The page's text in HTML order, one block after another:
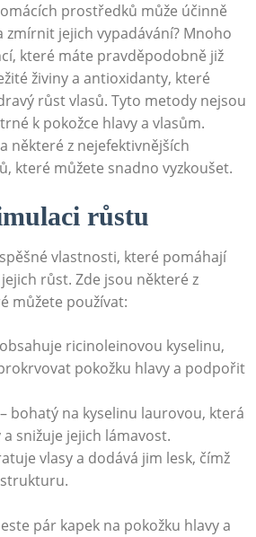
prostředků může účinně
jejich vypadávání? Mnoho
které máte pravděpodobně již
živiny a antioxidanty, které
⁢růst⁣ vlasů. Tyto metody nejsou
k pokožce hlavy a vlasům.
některé z nejefektivnějších
které můžete snadno vyzkoušet.
růstu
vlastnosti, které pomáhají
růst. Zde jsou některé z
můžete používat:
ricinoleinovou kyselinu,
pokožku hlavy a podpořit
–⁢ bohatý‍ na kyselinu laurovou, která
⁢snižuje jejich lámavost.
vlasy a dodává jim lesk, čímž
pár ⁣kapek na ⁤pokožku hlavy a